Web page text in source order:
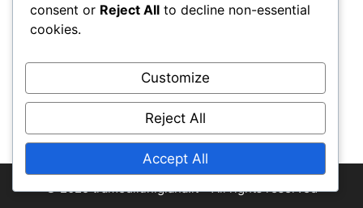
Categorie
Biografie dei Giocatori
Eredità e Impatto
Punti salienti della carriera
© 2025 tramedilunigiana.it • All rights reserved
consent or Reject All to decline non-essential
cookies.
Customize
Reject All
Accept All